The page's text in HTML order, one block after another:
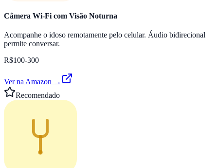
Câmera Wi-Fi com Visão Noturna
Acompanhe o idoso remotamente pelo celular. Áudio bidirecional
permite conversar.
R$100-300
Ver na Amazon →
Recomendado